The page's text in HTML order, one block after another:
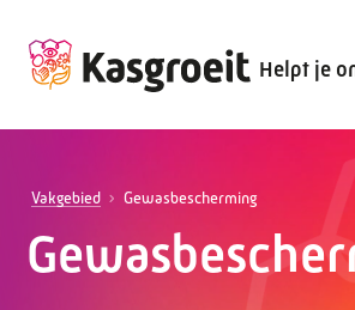
Helpt je
Vakgebied Gewasbescherming